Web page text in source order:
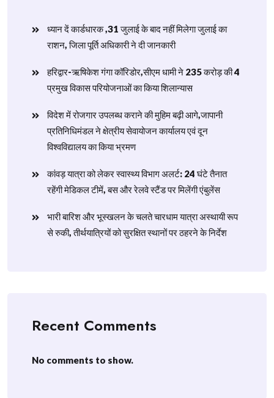
ध्यान दें कार्डधारक ,31 जुलाई के बाद नहीं मिलेगा जुलाई का
राशन, जिला पूर्ति अधिकारी ने दी जानकारी
हरिद्वार-ऋषिकेश गंगा कॉरिडोर,सीएम धामी ने 235 करोड़ की 4
प्रमुख विकास परियोजनाओं का किया शिलान्यास
विदेश में रोजगार उपलब्ध कराने की मुहिम बढ़ी आगे,जापानी
प्रतिनिधिमंडल ने क्षेत्रीय सेवायोजन कार्यालय एवं दून
विश्वविद्यालय का किया भ्रमण
​कांवड़ यात्रा को लेकर स्वास्थ्य विभाग अलर्ट: 24 घंटे तैनात
रहेंगी मेडिकल टीमें, बस और रेलवे स्टैंड पर मिलेंगी एंबुलेंस
​भारी बारिश और भूस्खलन के चलते चारधाम यात्रा अस्थायी रूप
से रुकी, तीर्थयात्रियों को सुरक्षित स्थानों पर ठहरने के निर्देश
Recent Comments
No comments to show.